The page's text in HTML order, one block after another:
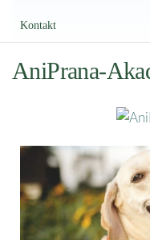
Kontakt
AniPrana-